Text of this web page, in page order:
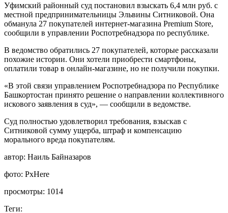
Уфимский районный суд постановил взыскать 6,4 млн руб. с
местной предпринимательницы Эльвины Ситниковой. Она
обманула 27 покупателей интернет-магазина Premium Store,
сообщили в управлении Роспотребнадзора по республике.
В ведомство обратились 27 покупателей, которые рассказали
похожие истории. Они хотели приобрести смартфоны,
оплатили товар в онлайн-магазине, но не получили покупки.
«В этой связи управлением Роспотребнадзора по Республике
Башкортостан принято решение о направлении коллективного
искового заявления в суд», — сообщили в ведомстве.
Суд полностью удовлетворил требования, взыскав с
Ситниковой сумму ущерба, штраф и компенсацию
морального вреда покупателям.
автор: Наиль Байназаров
фото: PxHere
просмотры: 1014
Теги: